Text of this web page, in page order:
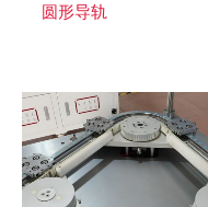
圆形导轨